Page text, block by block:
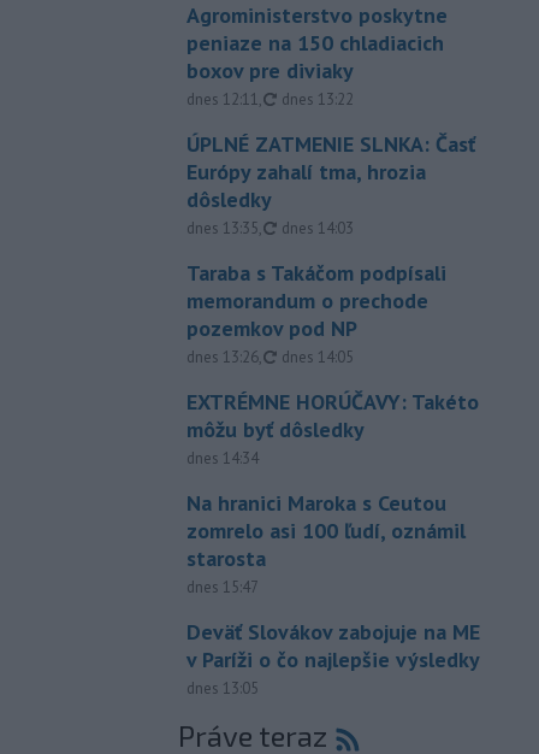
Agroministerstvo poskytne
peniaze na 150 chladiacich
boxov pre diviaky
dnes 12:11, aktualizované
dnes 13:22
ÚPLNÉ ZATMENIE SLNKA: Časť
Európy zahalí tma, hrozia
dôsledky
dnes 13:35, aktualizované
dnes 14:03
Taraba s Takáčom podpísali
memorandum o prechode
pozemkov pod NP
dnes 13:26, aktualizované
dnes 14:05
EXTRÉMNE HORÚČAVY: Takéto
môžu byť dôsledky
dnes 14:34
Na hranici Maroka s Ceutou
zomrelo asi 100 ľudí, oznámil
starosta
dnes 15:47
Deväť Slovákov zabojuje na ME
v Paríži o čo najlepšie výsledky
dnes 13:05
Práve teraz